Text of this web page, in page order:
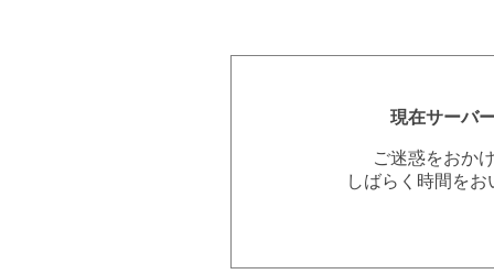
現在サーバ
ご迷惑をおか
しばらく時間を